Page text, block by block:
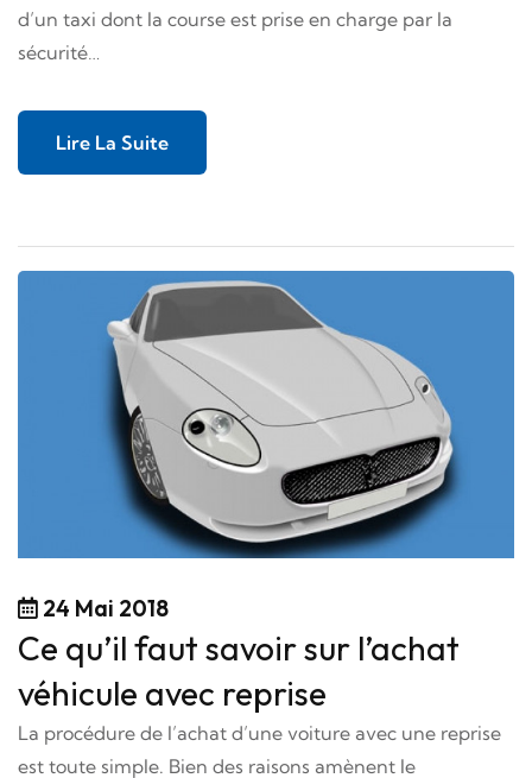
d’un taxi dont la course est prise en charge par la
sécurité…
Lire La Suite
24 Mai 2018
Ce qu’il faut savoir sur l’achat
véhicule avec reprise
La procédure de l’achat d’une voiture avec une reprise
est toute simple. Bien des raisons amènent le